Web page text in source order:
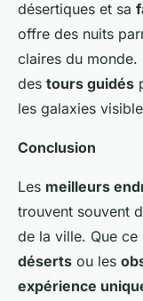
désertiques et sa
offre des nuits
claires du monde.
des tours guidés
les galaxies
Conclusion
Les meilleurs
trouvent souvent
de la ville. Que ce
déserts ou les
expérience